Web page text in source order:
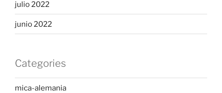
julio 2022
junio 2022
Categories
mica-alemania